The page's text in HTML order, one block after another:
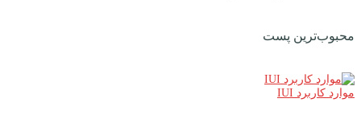
محبوب‌ترین پست
موارد کاربرد IUI